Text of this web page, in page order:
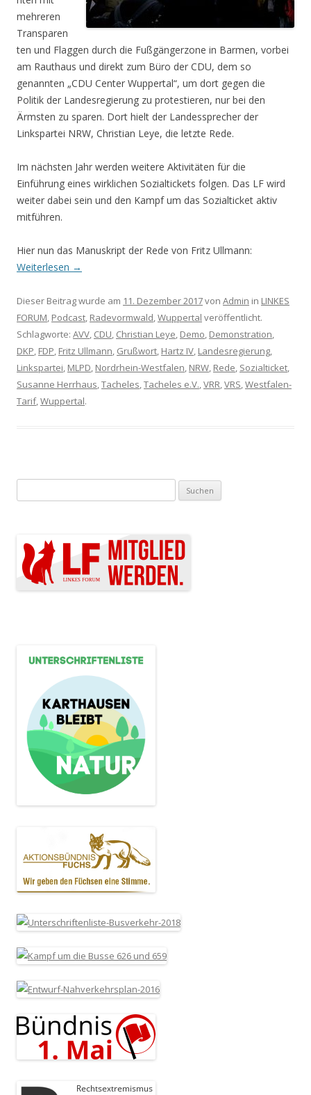
mehreren
Transparen
ten und Flaggen durch die Fußgängerzone in Barmen, vorbei
am Rauthaus und direkt zum Büro der CDU, dem so
genannten „CDU Center Wuppertal“, um dort gegen die
Politik der Landesregierung zu protestieren, nur bei den
Ärmsten zu sparen. Dort hielt der Landessprecher der
Linkspartei NRW, Christian Leye, die letzte Rede.
Im nächsten Jahr werden weitere Aktivitäten für die
Einführung eines wirklichen Sozialtickets folgen. Das LF wird
weiter dabei sein und den Kampf um das Sozialticket aktiv
mitführen.
Hier nun das Manuskript der Rede von Fritz Ullmann:
Weiterlesen →
Dieser Beitrag wurde am 11. Dezember 2017von Admin in LINKES
FORUM, Podcast, Radevormwald,Wuppertal veröffentlicht.
Schlagworte: AVV, CDU, Christian Leye, Demo, Demonstration,
DKP, FDP, Fritz Ullmann, Grußwort, Hartz IV, Landesregierung,
Linkspartei, MLPD, Nordrhein-Westfalen, NRW, Rede, Sozialticket,
Susanne Herrhaus,Tacheles,Tacheles e.V.,VRR,VRS,Westfalen-
Tarif,Wuppertal.